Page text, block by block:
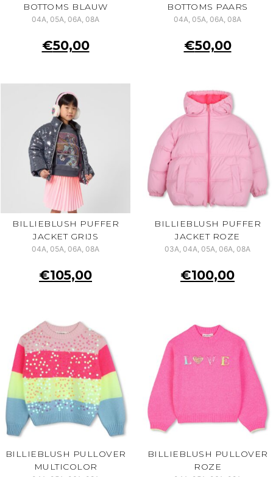
BOTTOMS BLAUW
04A, 05A, 06A, 08A
€50,00
BOTTOMS PAARS
04A, 05A, 06A, 08A
€50,00
BILLIEBLUSH PUFFER
JACKET GRIJS
04A, 05A, 06A, 08A
€105,00
BILLIEBLUSH PUFFER
JACKET ROZE
03A, 04A, 05A, 06A, 08A
€100,00
BILLIEBLUSH PULLOVER
MULTICOLOR
BILLIEBLUSH PULLOVER
ROZE